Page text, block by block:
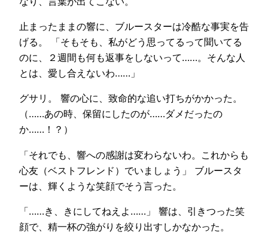
止まったままの響に、ブルースターは冷酷な事実を告
げる。 「そもそも、私がどう思ってるって聞いてる
のに、２週間も何も返事をしないって……。そんな人
とは、愛し合えないわ……」
グサリ。 響の心に、致命的な追い打ちがかかった。
（……あの時、保留にしたのが……ダメだったの
か……！？）
「それでも、響への感謝は変わらないわ。これからも
心友（ベストフレンド）でいましょう」 ブルースタ
ーは、輝くような笑顔でそう言った。
「……き、きにしてねえよ……」 響は、引きつった笑
顔で、精一杯の強がりを絞り出すしかなかった。